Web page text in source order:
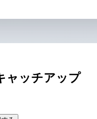
ャッチアップ